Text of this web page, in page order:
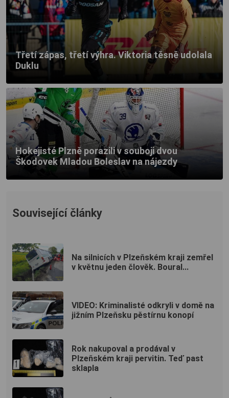
Třetí zápas, třetí výhra. Viktoria těsně udolala
Duklu
Hokejisté Plzně porazili v souboji dvou
Škodovek Mladou Boleslav na nájezdy
Související články
Na silnicích v Plzeňském kraji zemřel
v květnu jeden člověk. Boural...
VIDEO: Kriminalisté odkryli v domě na
jižním Plzeňsku pěstírnu konopí
Rok nakupoval a prodával v
Plzeňském kraji pervitin. Teď past
sklapla